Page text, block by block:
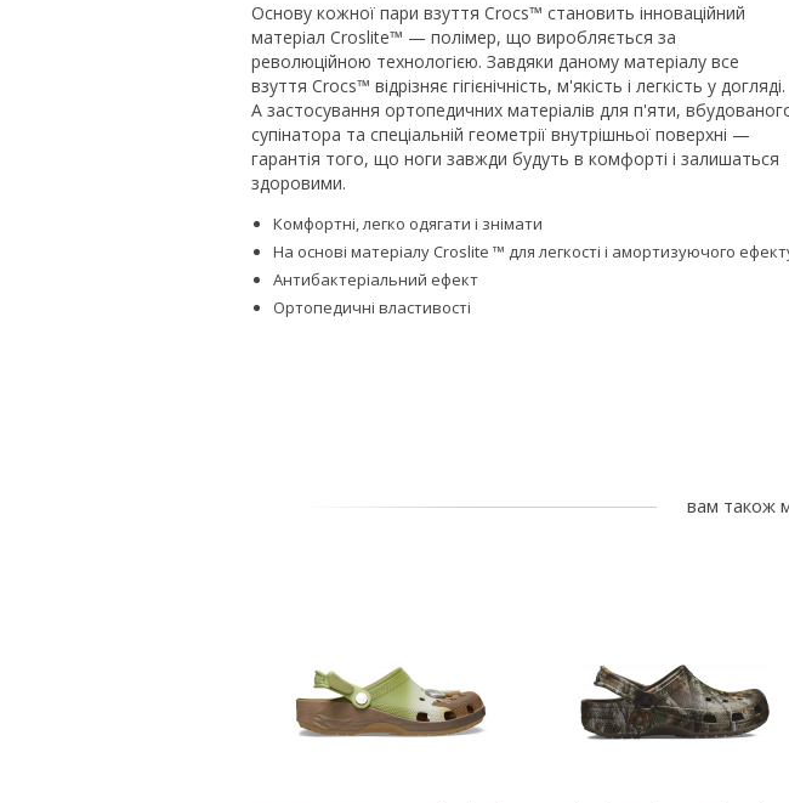
Основу кожної пари взуття Crocs™ становить інноваційний
матеріал Croslite™ — полімер, що виробляється за
революційною технологією. Завдяки даному матеріалу все
взуття Crocs™ відрізняє гігієнічність, м'якість і легкість у догляді.
А застосування ортопедичних матеріалів для п'яти,
супінатора та спеціальній геометрії внутрішньої поверхні —
гарантія того, що ноги завжди будуть в комфорті і залишаться
здоровими.
Комфортні, легко одягати і знімати
На основі матеріалу Croslite ™ для легкості і амортизуючого
Антибактеріальний ефект
Ортопедичні властивості
вам також